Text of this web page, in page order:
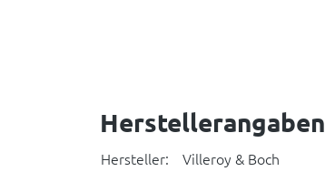
Herstellerangaben
Hersteller:
Villeroy & Boch